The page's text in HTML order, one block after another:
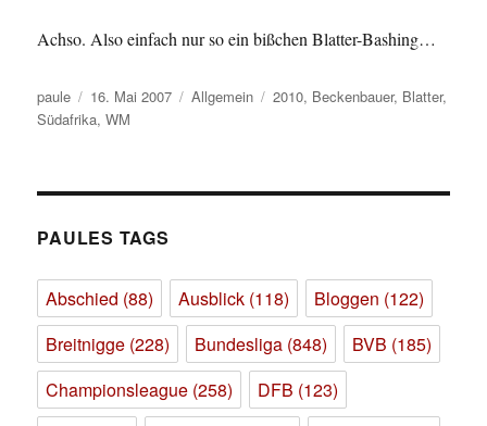
Achso. Also einfach nur so ein bißchen Blatter-Bashing…
Autor
paule
Veröffentlicht
am
16. Mai 2007 Kategorien
Allgemein Schlagwörter
2010, Beckenbauer, Blatter,
Südafrika,WM
PAULES TAGS
Abschied (88) Ausblick (118) Bloggen (122)
Breitnigge (228) Bundesliga (848) BVB (185)
Championsleague (258) DFB (123)